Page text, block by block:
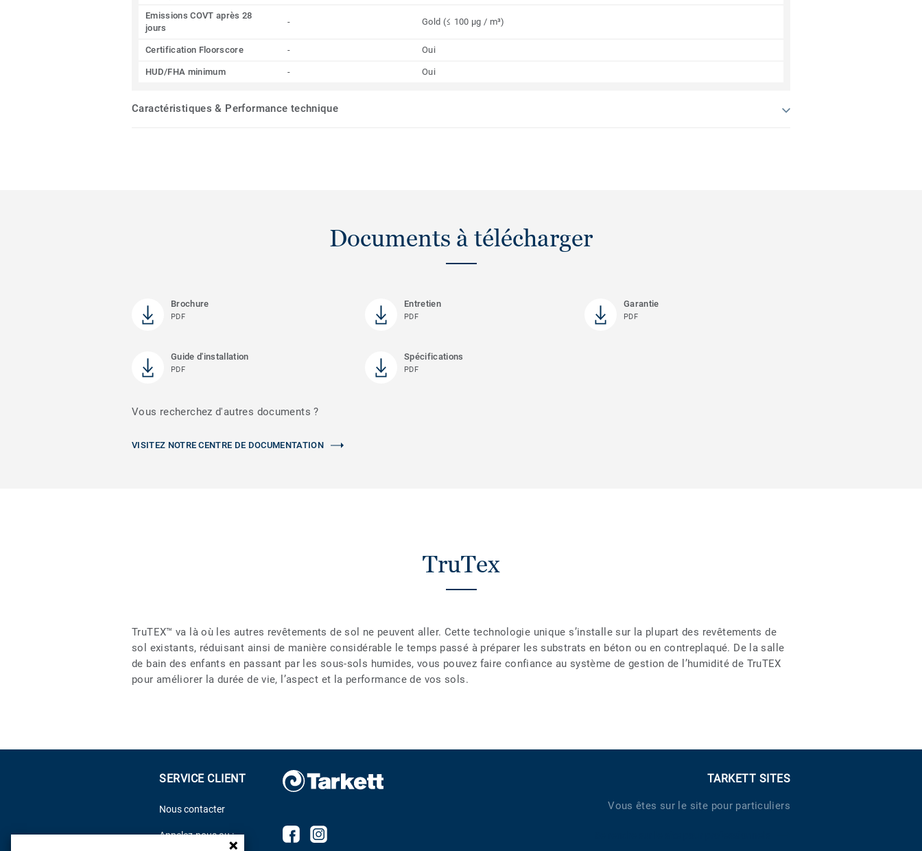
Emissions COVT après 28
jours
- Gold (≤ 100 µg / m³)
Certification Floorscore - Oui
HUD/FHA minimum - Oui
Caractéristiques & Performance technique
Documents à télécharger
Brochure
PDF
Entretien
PDF
Garantie
PDF
Guide d'installation
PDF
Spécifications
PDF
Vous recherchez d'autres documents ?
VISITEZ NOTRE CENTRE DE DOCUMENTATION
TruTex
TruTEX™ va là où les autres revêtements de sol ne peuvent aller. Cette technologie unique s’installe sur la plupart des revêtements de
sol existants, réduisant ainsi de manière considérable le temps passé à préparer les substrats en béton ou en contreplaqué. De la salle
de bain des enfants en passant par les sous-sols humides, vous pouvez faire confiance au système de gestion de l’humidité de TruTEX
pour améliorer la durée de vie, l’aspect et la performance de vos sols.
SERVICE CLIENT
Nous contacter
Appelez-nous au :
DevenezFollow
TARKETT SITES
Vous êtes sur le site pour particuliers